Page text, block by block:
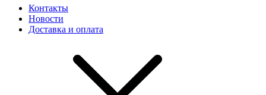
Контакты
Новости
Доставка и оплата